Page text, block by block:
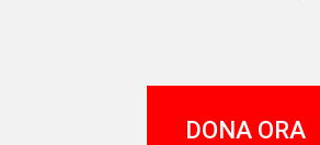
DONA ORA